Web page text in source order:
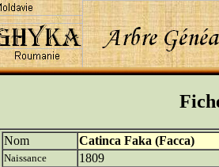
Nom Catinca Faka (Facca)
Naissance 1809